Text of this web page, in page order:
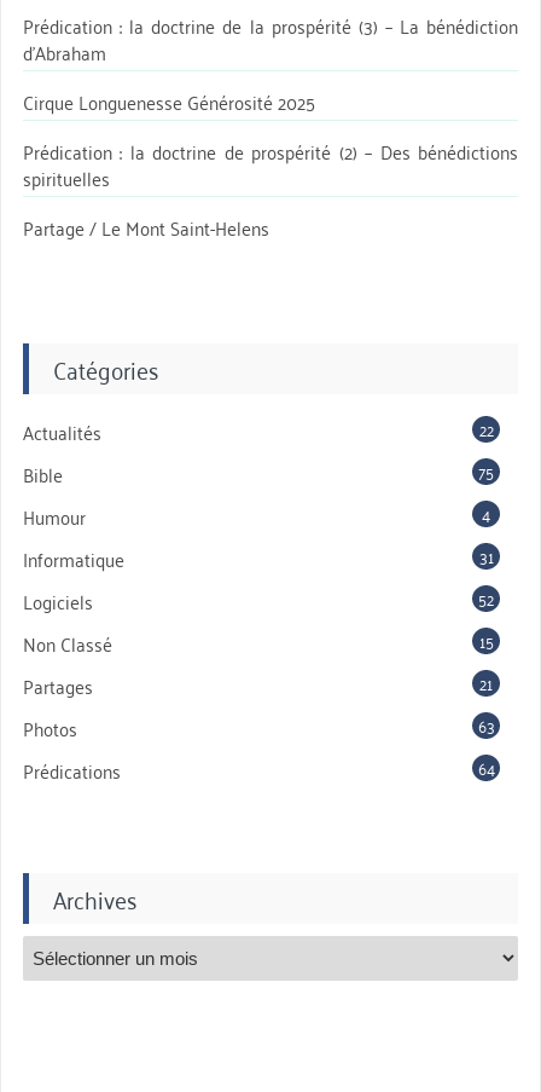
Prédication : la doctrine de la prospérité (3) – La bénédiction
d’Abraham
Cirque Longuenesse Générosité 2025
Prédication : la doctrine de prospérité (2) – Des bénédictions
spirituelles
Partage / Le Mont Saint-Helens
Catégories
Actualités 22
Bible 75
Humour 4
Informatique 31
Logiciels 52
Non Classé 15
Partages 21
Photos 63
Prédications 64
Archives